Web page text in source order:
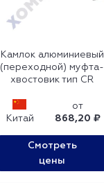
Камлок алюминиевый
(переходной) муфта-
хвостовик тип CR
Китай
от
868,20 ₽
Смотреть
цены